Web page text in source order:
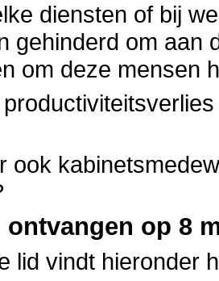
diensten of bij
gehinderd om aan
om deze mensen
ook
op 8
lid vindt hieronder